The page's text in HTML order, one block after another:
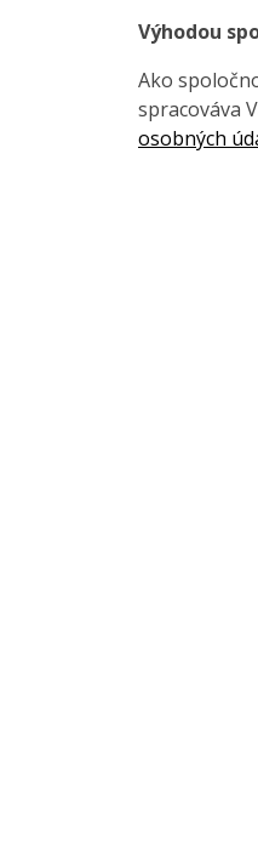
Výhodou
Ako
spracováva
osobných